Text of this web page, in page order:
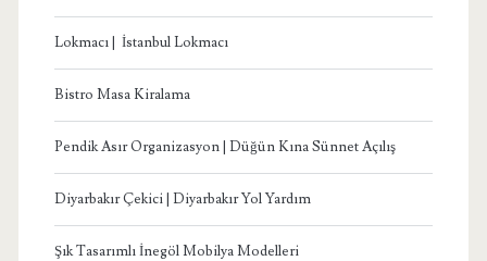
Lokmacı | İstanbul Lokmacı
Bistro Masa Kiralama
Pendik Asır Organizasyon | Düğün Kına Sünnet Açılış
Diyarbakır Çekici | Diyarbakır Yol Yardım
Şık Tasarımlı İnegöl Mobilya Modelleri